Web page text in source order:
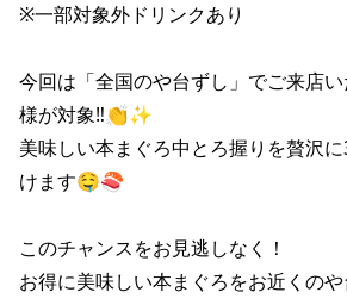
株主通信
その他IR資料
適時開示資料
電子公告
FAQ
IRお問い合わせ
※一部対象外ドリンクあり
今回は「全国のや台ずし」でご来店
様が対象‼👏✨
美味しい本まぐろ中とろ握りを贅沢
けます🤤🍣
このチャンスをお見逃しなく！
お得に美味しい本まぐろをお近くの